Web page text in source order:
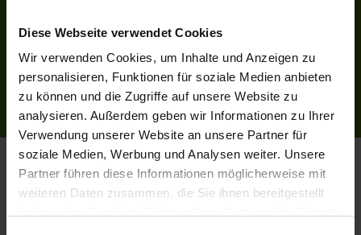
Diese Webseite verwendet Cookies
Wir verwenden Cookies, um Inhalte und Anzeigen zu
personalisieren, Funktionen für soziale Medien anbieten
zu können und die Zugriffe auf unsere Website zu
analysieren. Außerdem geben wir Informationen zu Ihrer
Verwendung unserer Website an unsere Partner für
soziale Medien, Werbung und Analysen weiter. Unsere
Partner führen diese Informationen möglicherweise mit
weiteren Daten zusammen, die Sie ihnen bereitgestellt
Impressum
AGB
Datenschutzerklärung
Reiseversicherung
Flussreisen.de© 2026